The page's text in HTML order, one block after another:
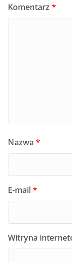
Komentarz *
Nazwa *
E-mail*
Witryna